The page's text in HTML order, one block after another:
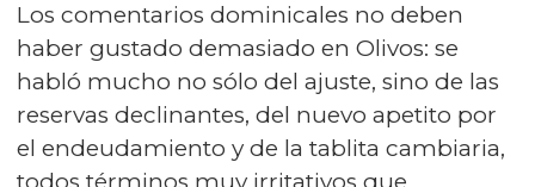
Los comentarios dominicales no deben
haber gustado demasiado en Olivos: se
habló mucho no sólo del ajuste, sino de las
reservas declinantes, del nuevo apetito por
el endeudamiento y de la tablita cambiaria,